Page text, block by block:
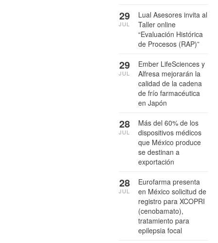
Lual Asesores invita al
Taller online
“Evaluación Histórica
de Procesos (RAP)”
29
JUL
Ember LifeSciences y
Alfresa mejorarán la
calidad de la cadena
de frío farmacéutica
en Japón
29
JUL
Más del 60% de los
dispositivos médicos
que México produce
se destinan a
exportación
28
JUL
Eurofarma presenta
en México solicitud de
registro para XCOPRI
(cenobamato),
tratamiento para
epilepsia focal
28
JUL